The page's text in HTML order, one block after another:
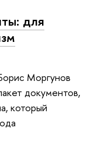
для
Моргунов
документов,
который